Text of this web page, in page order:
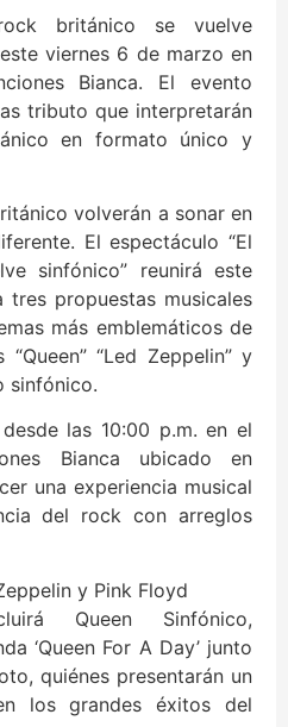
británico se vuelve
viernes 6 de marzo en
Bianca. El evento
tributo que interpretarán
en formato único y
volverán a sonar en
El espectáculo “El
sinfónico” reunirá este
propuestas musicales
más emblemáticos de
“Led Zeppelin” y
sinfónico.
las 10:00 p.m. en el
Bianca ubicado en
una experiencia musical
del rock con arreglos
y Pink Floyd
Queen Sinfónico,
‘Queen For A Day’ junto
quiénes presentarán un
los grandes éxitos del